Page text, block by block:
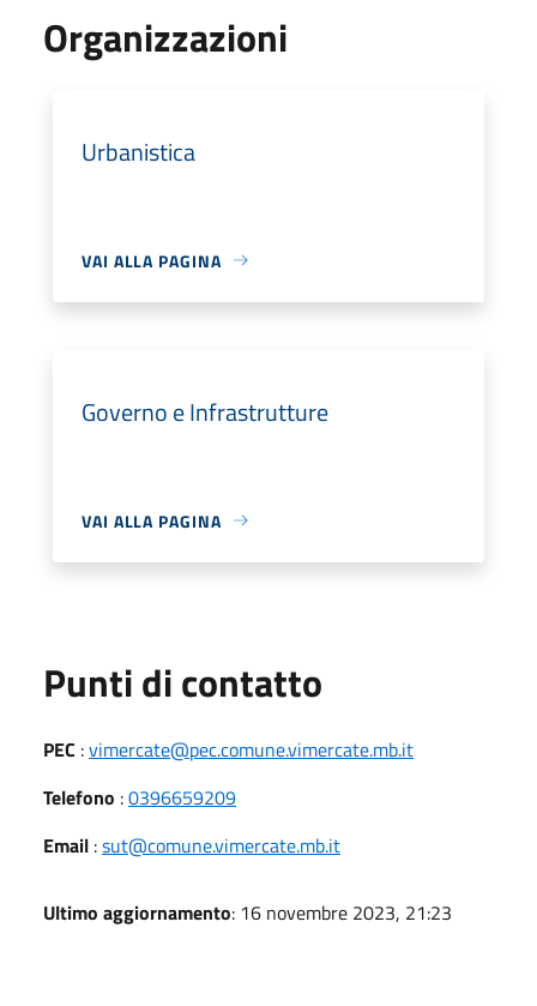
Organizzazioni
Urbanistica
VAI ALLA PAGINA
Governo e Infrastrutture
VAI ALLA PAGINA
Punti di contatto
PEC :vimercate@pec.comune.vimercate.mb.it
Telefono :0396659209
Email :sut@comune.vimercate.mb.it
Ultimo aggiornamento: 16 novembre 2023, 21:23